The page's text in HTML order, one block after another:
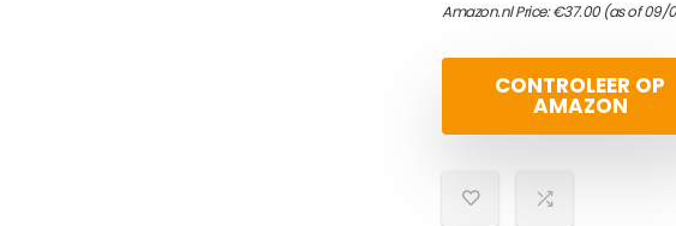
Amazon.nl Price:€37.00(as of 09/
CONTROLEER OP
AMAZON